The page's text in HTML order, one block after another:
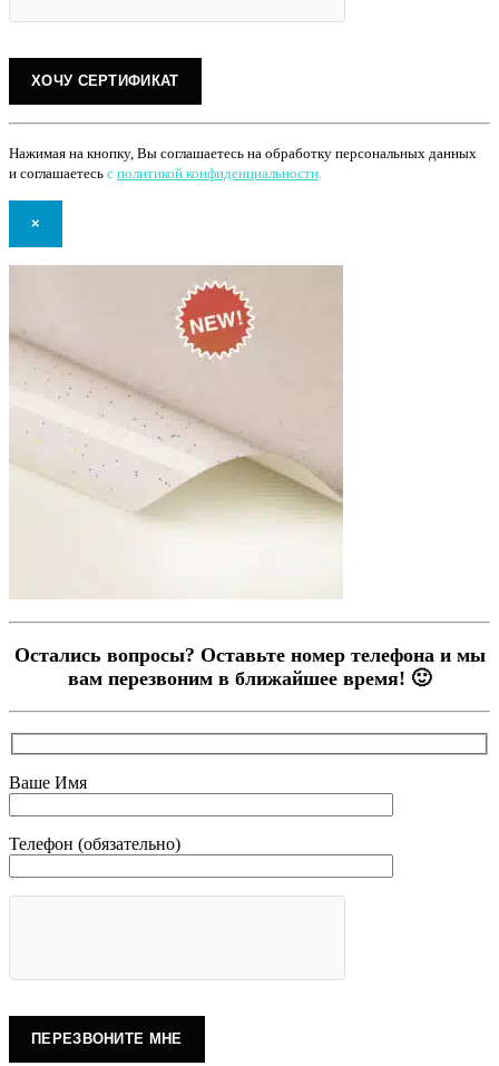
Нажимая на кнопку, Вы соглашаетесь на обработку персональных данных
и соглашаетесь с политикой конфиденциальности.
×
Остались вопросы? Оставьте номер телефона и мы
вам перезвоним в ближайшее время! 🙂
Ваше Имя
Телефон (обязательно)